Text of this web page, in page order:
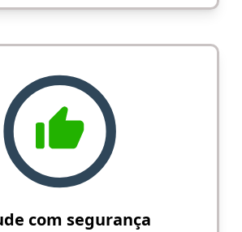
com segurança